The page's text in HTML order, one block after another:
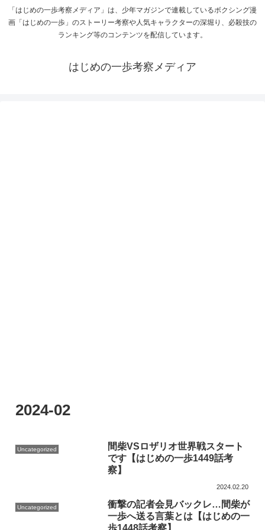
「はじめの一歩考察メディア」は、少年マガジンで連載しているボクシング漫
画「はじめの一歩」のストーリー考察や人気キャラクターの深堀り、必殺技の
ランキング等のコンテンツを配信しています。
はじめの一歩考察メディア
2024-02
Uncategorized
間柴VSロザリオ世界戦スタート
です【はじめの一歩1449話考
察】
2024.02.20
Uncategorized
衝撃の記者会見バックレ…間柴が
一歩へ送る言葉とは【はじめの一